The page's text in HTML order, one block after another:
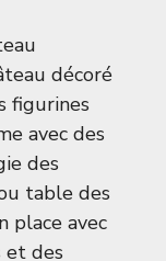
décoré
figurines
avec des
des
table des
place avec
et des